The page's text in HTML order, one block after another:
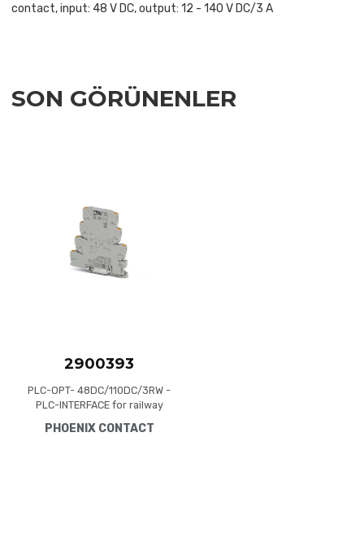
contact, input: 48 V DC, output: 12 - 140 V DC/3 A
SON GÖRÜNENLER
2900393
PLC-OPT- 48DC/110DC/3RW -
PLC-INTERFACE for railway
basic terminal block with
PHOENIX CONTACT